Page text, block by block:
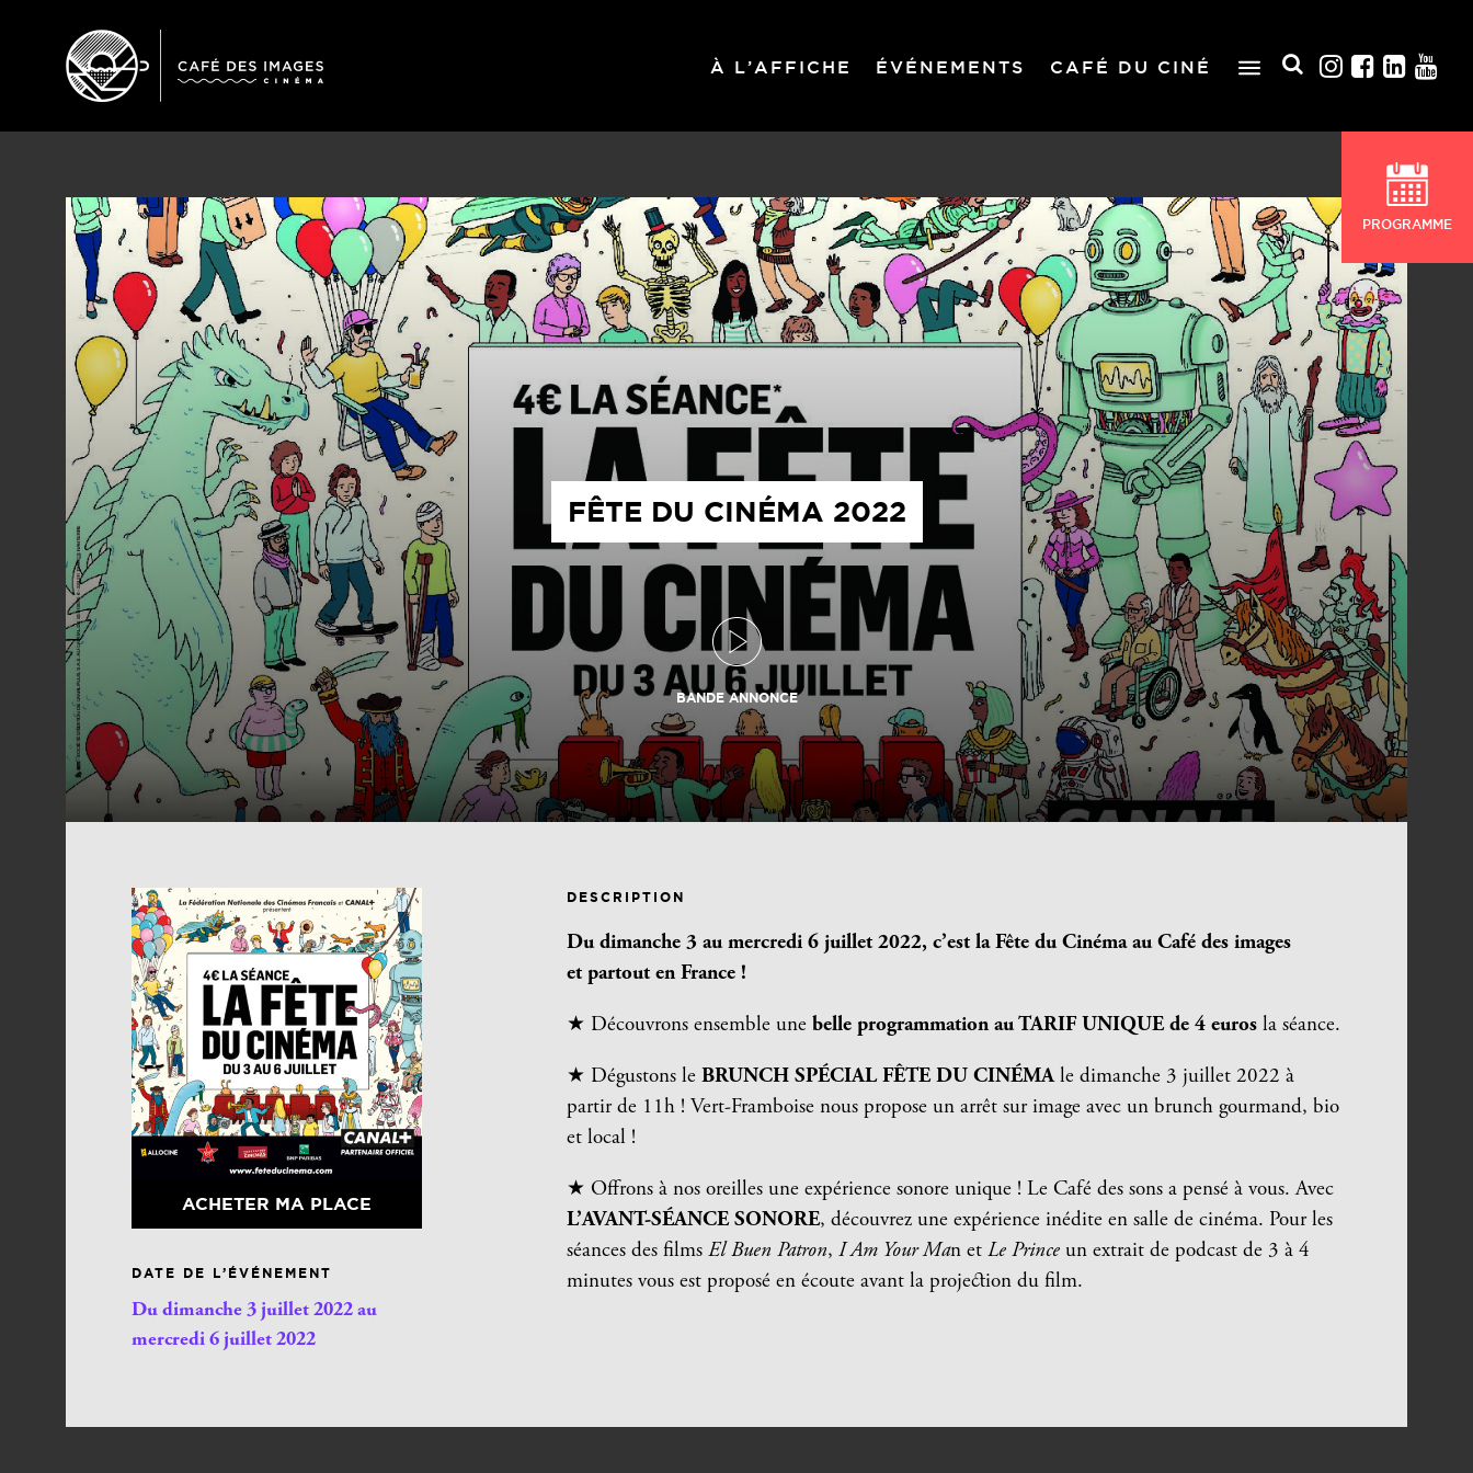
À L’AFFICHE ÉVÉNEMENTS CAFÉ DU CINÉ
PROGRAMME
FÊTE DU CINÉMA 2022
BANDE ANNONCE
ACHETER MA PLACE
DATE DE L’ÉVÉNEMENT
Du dimanche 3 juillet 2022 au
mercredi 6 juillet 2022
DESCRIPTION
Du dimanche 3 au mercredi 6 juillet 2022, c’est la Fête du Cinéma au Café des images
et partout en France !
★ Découvrons ensemble une belle programmation au TARIF UNIQUE de 4 euros la séance.
★ Dégustons leBRUNCH SPÉCIAL FÊTE DU CINÉMAle dimanche 3 juillet 2022 à
partir de 11h ! Vert-Framboise nous propose un arrêt sur image avec un brunch gourmand, bio
et local !
★ Offrons à nos oreilles une expérience sonore unique ! Le Café des sons a pensé à vous. Avec
L’AVANT-SÉANCE SONORE, découvrez une expérience inédite en salle de cinéma. Pour les
séances des filmsEl Buen Patron,I Am Your Man etLe Prince un extrait de podcast de 3 à 4
minutes vous est proposé en écoute avant la projection du film.